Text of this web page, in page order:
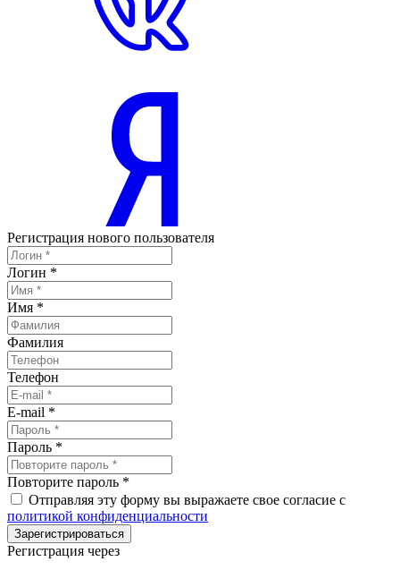
Регистрация нового пользователя
Логин *
Имя *
Фамилия
Телефон
E-mail *
Пароль *
Повторите пароль *
Отправляя эту форму вы выражаете свое согласие с
политикой конфиденциальности
Зарегистрироваться
Регистрация через